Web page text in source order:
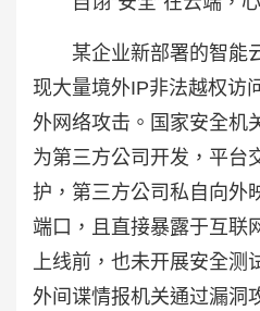
某企业新部署的智能
现大量境外IP非法越权访
外网络攻击。国家安全机
为第三方公司开发，平台
护，第三方公司私自向外
端口，且直接暴露于互联
上线前，也未开展安全测
外间谍情报机关通过漏洞